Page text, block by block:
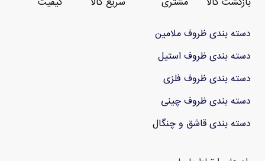
دسته بندی ظروف ملامین
دسته بندی ظروف استیل
دسته بندی ظروف فلزی
دسته بندی ظروف چینی
دسته بندی قاشق و چنگال